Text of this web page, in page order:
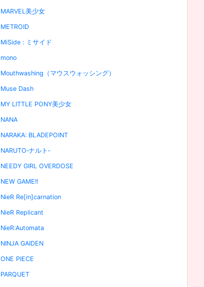
MARVEL美少女
METROID
MiSide : ミサイド
mono
Mouthwashing（マウスウォッシング）
Muse Dash
MY LITTLE PONY美少女
NANA
NARAKA: BLADEPOINT
NARUTO‐ナルト‐
NEEDY GIRL OVERDOSE
NEW GAME!!
NieR Re[in]carnation
NieR Replicant
NieR:Automata
NINJA GAIDEN
ONE PIECE
PARQUET